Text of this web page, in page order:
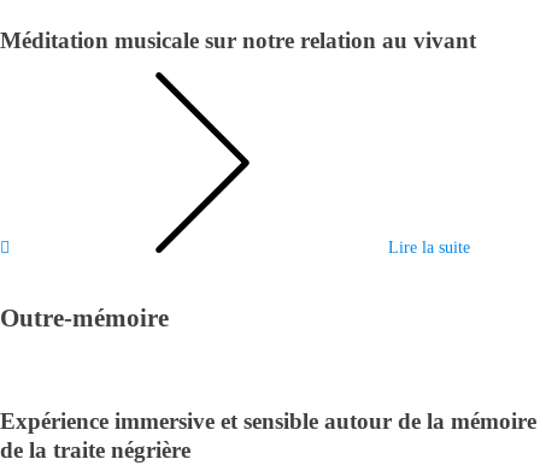
Méditation musicale sur notre relation au vivant
Lire la suite
Outre-mémoire
Expérience immersive et sensible autour de la mémoire
de la traite négrière